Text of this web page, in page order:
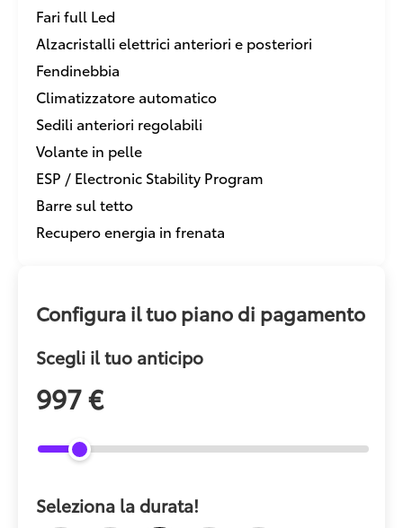
Fari full Led
Alzacristalli elettrici anteriori e posteriori
Fendinebbia
Climatizzatore automatico
Sedili anteriori regolabili
Volante in pelle
ESP / Electronic Stability Program
Barre sul tetto
Recupero energia in frenata
Configura il tuo piano di pagamento
Scegli il tuo anticipo
997 €
Seleziona la durata!